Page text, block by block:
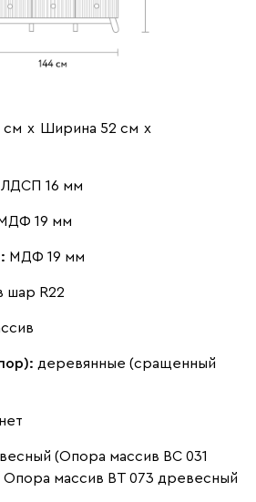
см х Ширина 52 см х
ЛДСП 16 мм
19 мм
МДФ 19 мм
шар R22
деревянные (сращенный
нет
(Опора массив ВС 031
массив ВТ 073 древесный